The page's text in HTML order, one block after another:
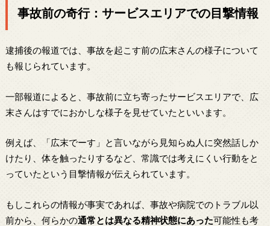
事故前の奇行：サービスエリアでの目撃情報
逮捕後の報道では、事故を起こす前の広末さんの様子について
も報じられています。
一部報道によると、事故前に立ち寄ったサービスエリアで、広
末さんはすでにおかしな様子を見せていたといいます。
例えば、「広末でーす」と言いながら見知らぬ人に突然話しか
けたり、体を触ったりするなど、常識では考えにくい行動をと
っていたという目撃情報が伝えられています。
もしこれらの情報が事実であれば、事故や病院でのトラブル以
前から、何らかの通常とは異なる精神状態にあった可能性も考